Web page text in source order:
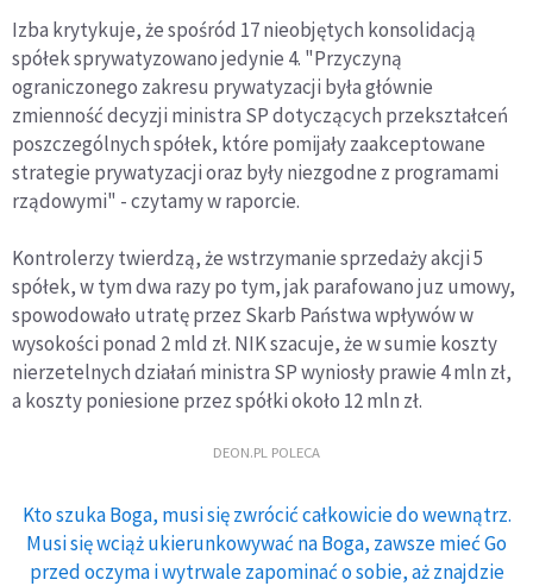
Izba krytykuje, że spośród 17 nieobjętych konsolidacją
spółek sprywatyzowano jedynie 4. "Przyczyną
ograniczonego zakresu prywatyzacji była głównie
zmienność decyzji ministra SP dotyczących przekształceń
poszczególnych spółek, które pomijały zaakceptowane
strategie prywatyzacji oraz były niezgodne z programami
rządowymi" - czytamy w raporcie.
Kontrolerzy twierdzą, że wstrzymanie sprzedaży akcji 5
spółek, w tym dwa razy po tym, jak parafowano juz umowy,
spowodowało utratę przez Skarb Państwa wpływów w
wysokości ponad 2 mld zł. NIK szacuje, że w sumie koszty
nierzetelnych działań ministra SP wyniosły prawie 4 mln zł,
a koszty poniesione przez spółki około 12 mln zł.
DEON.PL POLECA
Kto szuka Boga, musi się zwrócić całkowicie do wewnątrz.
Musi się wciąż ukierunkowywać na Boga, zawsze mieć Go
przed oczyma i wytrwale zapominać o sobie, aż znajdzie